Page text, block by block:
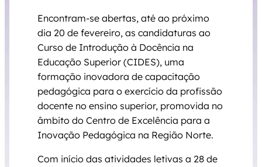
Encontram-se abertas, até ao próximo
dia 20 de fevereiro, as candidaturas ao
Curso de Introdução à Docência na
Educação Superior (CIDES), uma
formação inovadora de capacitação
pedagógica para o exercício da profissão
docente no ensino superior, promovida no
âmbito do Centro de Excelência para a
Inovação Pedagógica na Região Norte.
Com início das atividades letivas a 28 de